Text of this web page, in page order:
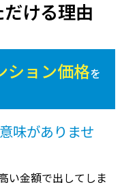
ける理由
ション価格を
味がありませ
い金額で出してしま